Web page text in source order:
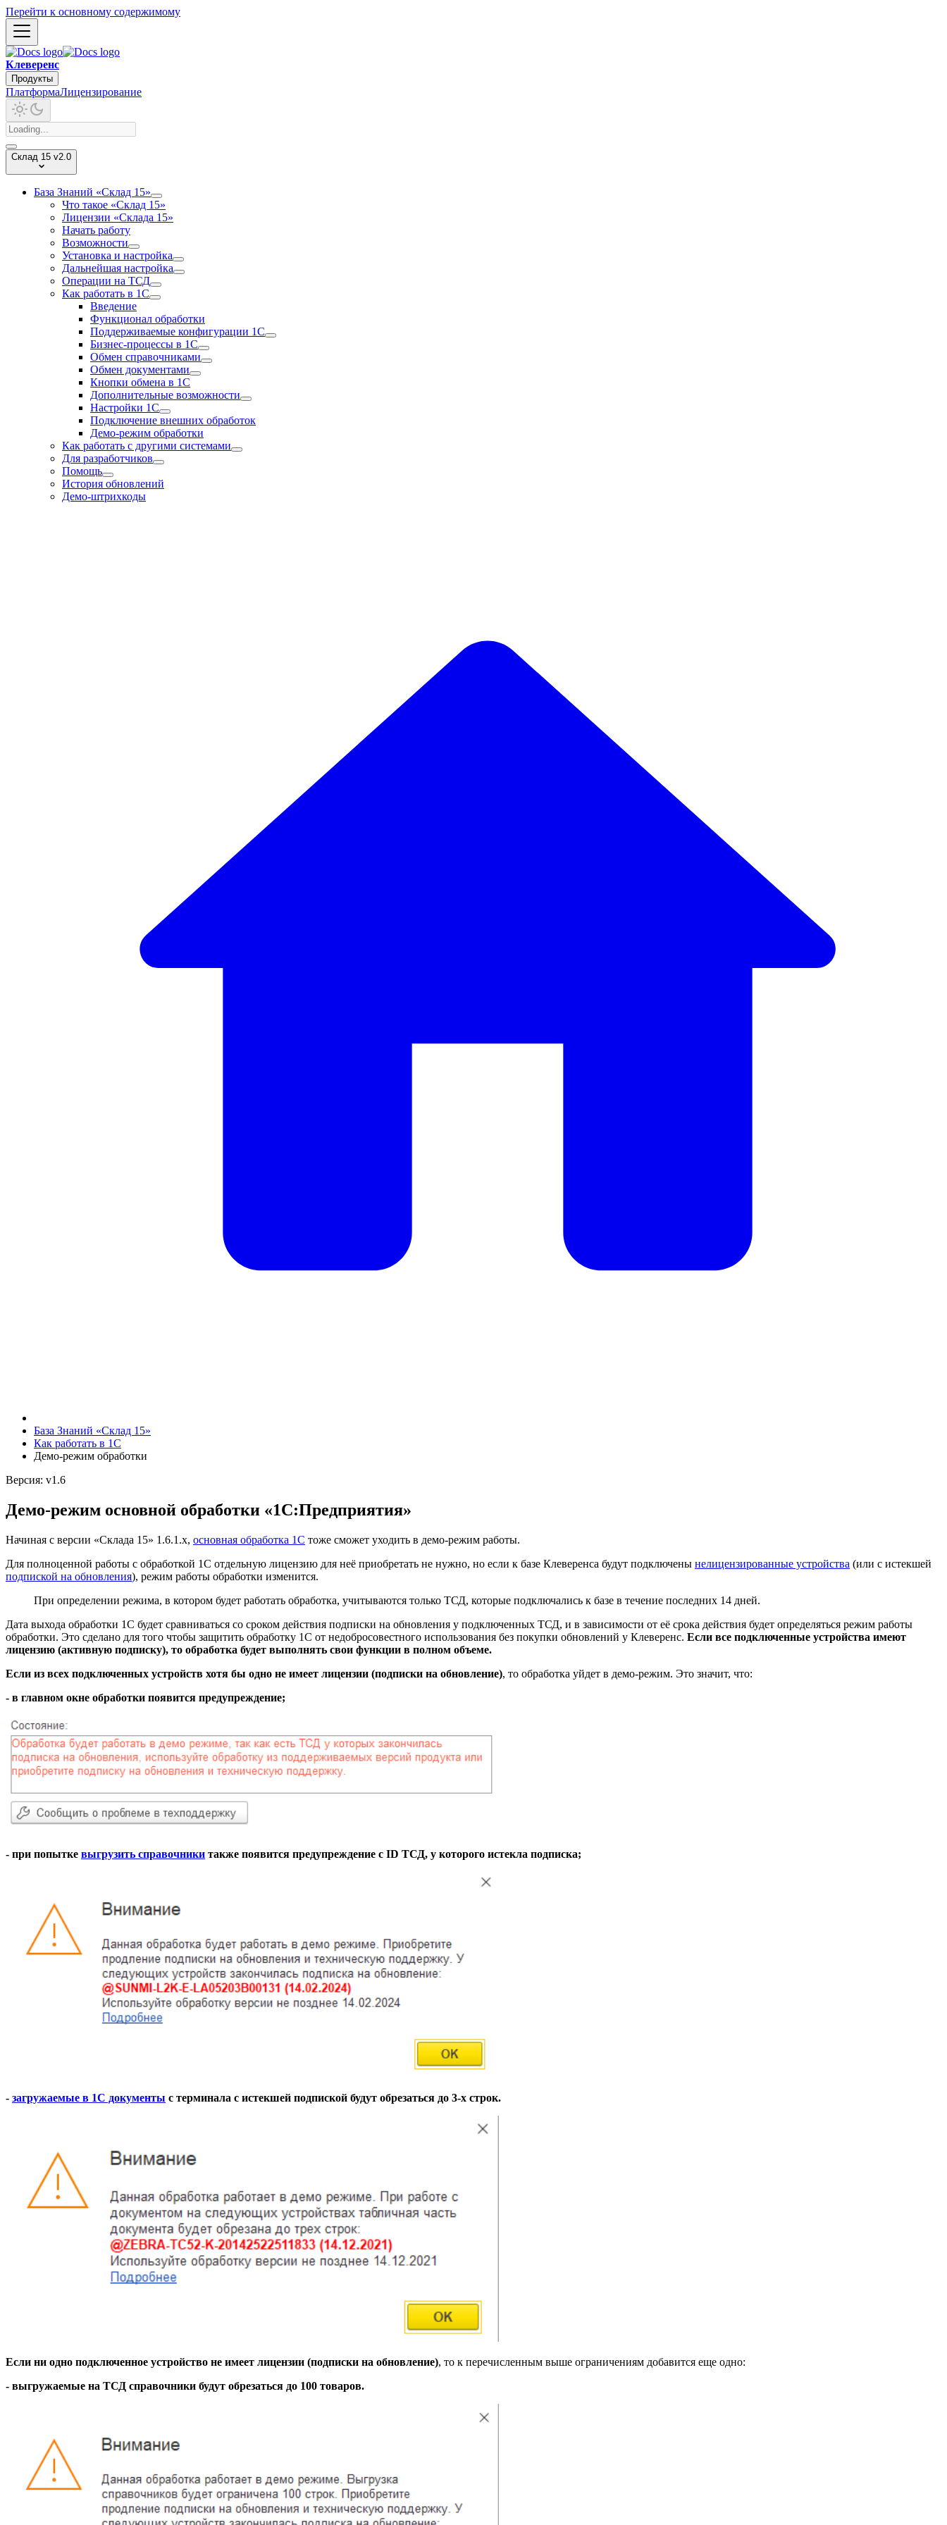
Перейти к основному содержимому
Клеверенс
Продукты
ПлатформаЛицензирование
Склад 15 v2.0
База Знаний «Склад 15»
Что такое «Склад 15»
Лицензии «Склада 15»
Начать работу
Возможности
Установка и настройка
Дальнейшая настройка
Операции на ТСД
Как работать в 1С
Введение
Функционал обработки
Поддерживаемые конфигурации 1С
Бизнес-процессы в 1С
Обмен справочниками
Обмен документами
Кнопки обмена в 1С
Дополнительные возможности
Настройки 1С
Подключение внешних обработок
Демо-режим обработки
Как работать с другими системами
Для разработчиков
Помощь
История обновлений
Демо-штрихкоды
База Знаний «Склад 15»
Как работать в 1С
Демо-режим обработки
Версия: v1.6
Демо-режим основной обработки «1С:Предприятия»
Начиная с версии «Склада 15» 1.6.1.х, основная обработка 1С тоже сможет уходить в демо-режим работы.
Для полноценной работы с обработкой 1С отдельную лицензию для неё приобретать не нужно, но если к базе Клеверенса будут подключены нелицензированные устройства (или с истекшей
подпиской на обновления), режим работы обработки изменится.
При определении режима, в котором будет работать обработка, учитываются только ТСД, которые подключались к базе в течение последних 14 дней.
Дата выхода обработки 1С будет сравниваться со сроком действия подписки на обновления у подключенных ТСД, и в зависимости от её срока действия будет определяться режим работы
обработки. Это сделано для того чтобы защитить обработку 1С от недобросовестного использования без покупки обновлений у Клеверенс. Если все подключенные устройства имеют
лицензию (активную подписку), то обработка будет выполнять свои функции в полном объеме.
Если из всех подключенных устройств хотя бы одно не имеет лицензии (подписки на обновление), то обработка уйдет в демо-режим. Это значит, что:
- в главном окне обработки появится предупреждение;
- при попытке выгрузить справочники также появится предупреждение с ID ТСД, у которого истекла подписка;
- загружаемые в 1С документы с терминала с истекшей подпиской будут обрезаться до 3-х строк.
Если ни одно подключенное устройство не имеет лицензии (подписки на обновление), то к перечисленным выше ограничениям добавится еще одно:
- выгружаемые на ТСД справочники будут обрезаться до 100 товаров.